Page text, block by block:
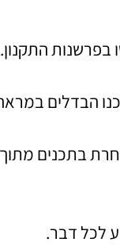
בפרשנות התקנון.
במראה,
בתכנים
לכל דבר.